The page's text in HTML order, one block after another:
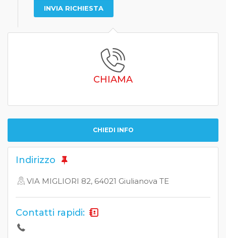
CHIAMA
CHIEDI INFO
Indirizzo
VIA MIGLIORI 82, 64021 Giulianova TE
Contatti rapidi: